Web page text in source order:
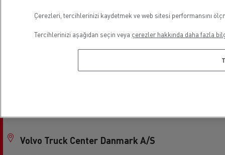
7400 Herning
Skifter Lastbil A/S
Volvo Truck Center Danmark A/S
Çerezleri, tercihlerinizi kaydetmek ve web sitesi performansını
Tercihlerinizi aşağıdan seçin veya çerezler hakkında daha fazla